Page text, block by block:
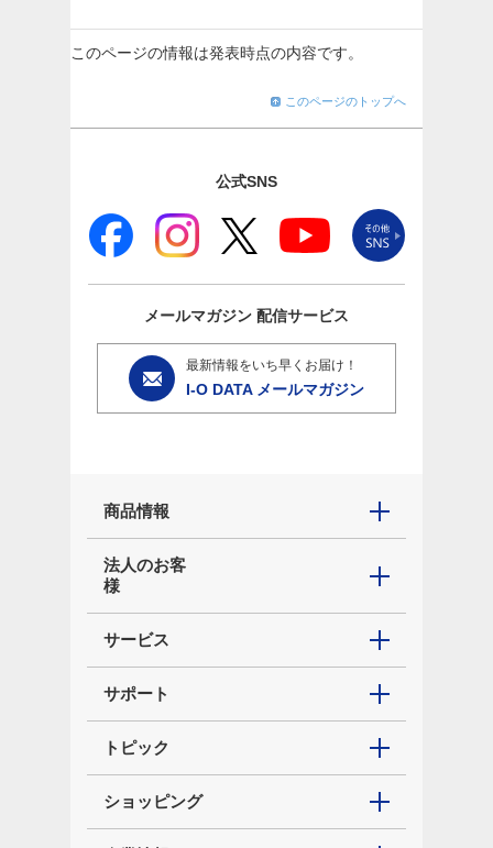
このページの情報は発表時点の内容です。
このページのトップへ
公式SNS
メールマガジン 配信サービス
最新情報をいち早くお届け！
I-O DATA メールマガジン
商品情報
法人のお客
様
サービス
サポート
トピック
ショッピング